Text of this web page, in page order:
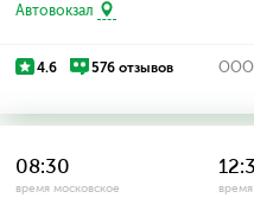
Автовокзал
4.6 576 отзывов ООО
08:30
время московское